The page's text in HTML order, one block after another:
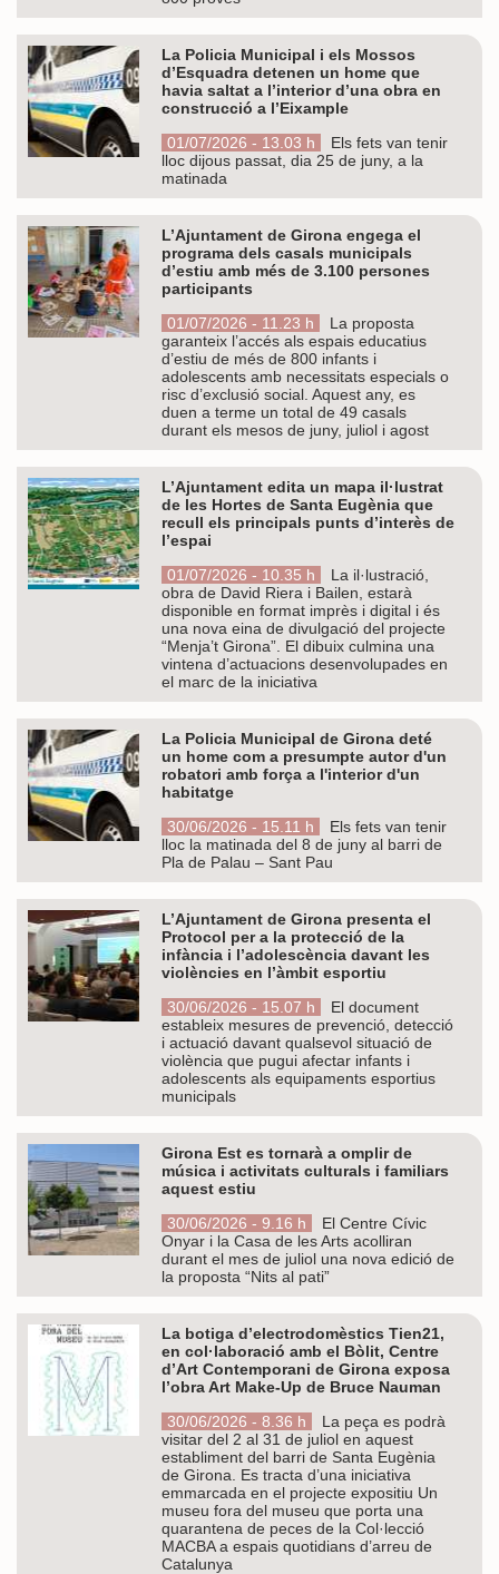
La Policia Municipal i els Mossos
d’Esquadra detenen un home que
havia saltat a l’interior d’una obra en
construcció a l’Eixample
01/07/2026 - 13.03 h
Els fets van tenir
lloc dijous passat, dia 25 de juny, a la
matinada
L’Ajuntament de Girona engega el
programa dels casals municipals
d’estiu amb més de 3.100 persones
participants
01/07/2026 - 11.23 h
La proposta
garanteix l’accés als espais educatius
d’estiu de més de 800 infants i
adolescents amb necessitats especials o
risc d’exclusió social. Aquest any, es
duen a terme un total de 49 casals
durant els mesos de juny, juliol i agost
L’Ajuntament edita un mapa il·lustrat
de les Hortes de Santa Eugènia que
recull els principals punts d’interès de
l’espai
01/07/2026 - 10.35 h
La il·lustració,
obra de David Riera i Bailen, estarà
disponible en format imprès i digital i és
una nova eina de divulgació del projecte
“Menja’t Girona”. El dibuix culmina una
vintena d’actuacions desenvolupades en
el marc de la iniciativa
La Policia Municipal de Girona deté
un home com a presumpte autor d'un
robatori amb força a l'interior d'un
habitatge
30/06/2026 - 15.11 h
Els fets van tenir
lloc la matinada del 8 de juny al barri de
Pla de Palau – Sant Pau
L’Ajuntament de Girona presenta el
Protocol per a la protecció de la
infància i l’adolescència davant les
violències en l’àmbit esportiu
30/06/2026 - 15.07 h
El document
estableix mesures de prevenció, detecció
i actuació davant qualsevol situació de
violència que pugui afectar infants i
adolescents als equipaments esportius
municipals
Girona Est es tornarà a omplir de
música i activitats culturals i familiars
aquest estiu
30/06/2026 - 9.16 h
El Centre Cívic
Onyar i la Casa de les Arts acolliran
durant el mes de juliol una nova edició de
la proposta “Nits al pati”
La botiga d’electrodomèstics Tien21,
en col·laboració amb el Bòlit, Centre
d’Art Contemporani de Girona exposa
l’obra Art Make-Up de Bruce Nauman
30/06/2026 - 8.36 h
La peça es podrà
visitar del 2 al 31 de juliol en aquest
establiment del barri de Santa Eugènia
de Girona. Es tracta d’una iniciativa
emmarcada en el projecte expositiu Un
museu fora del museu que porta una
quarantena de peces de la Col·lecció
MACBA a espais quotidians d’arreu de
Catalunya